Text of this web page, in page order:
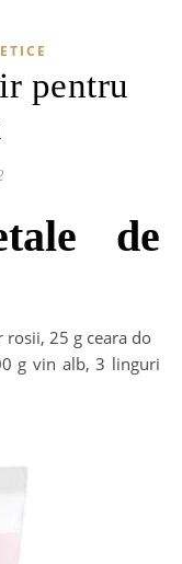
pentru
de
rosii, 25 g ceara do
g vin alb, 3 linguri